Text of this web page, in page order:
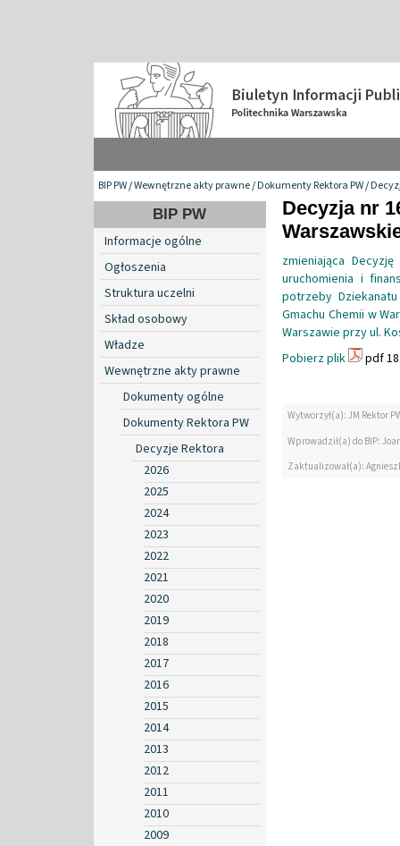
BIP PW/Wewnętrzne akty prawne/Dokumenty Rektora PW/
BIP PW
Informacje ogólne
Ogłoszenia
Struktura uczelni
Skład osobowy
Władze
Wewnętrzne akty prawne
Dokumenty ogólne
Dokumenty Rektora PW
Decyzje Rektora
2026
2025
2024
2023
2022
2021
2020
2019
2018
2017
2016
2015
2014
2013
2012
2011
2010
2009
Decyzja nr
zmieniająca
uruchomienia i
potrzeby
Gmachu Chemii w
Warszawie przy ul.
Pobierz plik
pdf
Wytworzył(a): JM Rektor
Wprowadził(a) do BIP:
Zaktualizował(a):